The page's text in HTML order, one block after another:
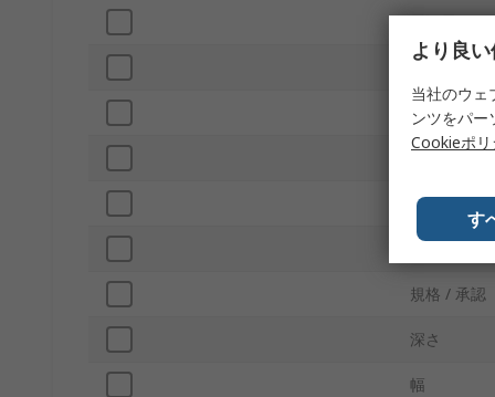
電源電圧
サブタイプ
出力スピー
材質
規格 / 承認
深さ
幅
より良
当社のウェ
ンツをパ
Cookieポリ
す